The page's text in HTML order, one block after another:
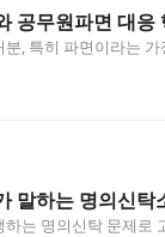
공무원파면 대응
, 특히 파면이라는
…
말하는 명의신
는 명의신탁 문제로